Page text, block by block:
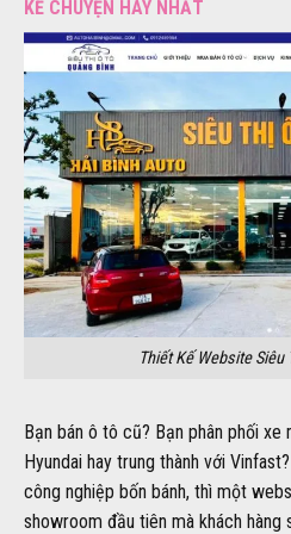
KỂ CHUYỆN HAY NHẤT
Thiết Kế Website Siêu
Bạn bán ô tô cũ? Bạn phân phối xe
Hyundai hay trung thành với
công nghiệp bốn bánh, thì một
showroom đầu tiên mà khách hàng